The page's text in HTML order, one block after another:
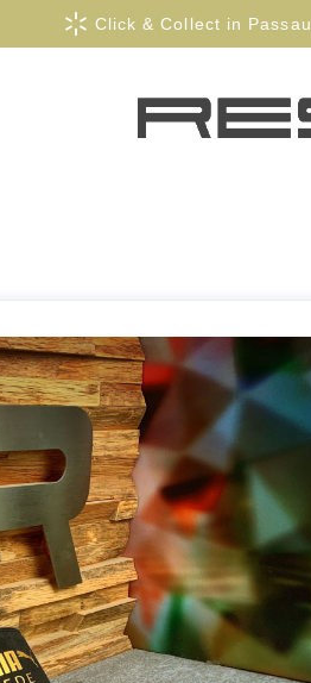
Click & Collect in Passau